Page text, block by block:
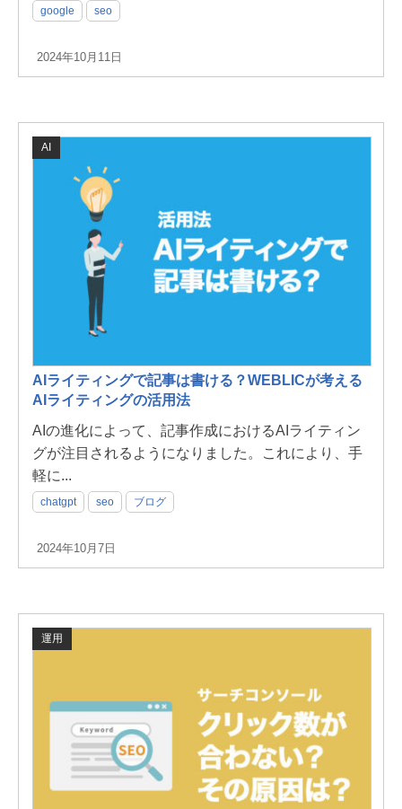
google seo
2024年10月11日
AI
AIライティングで記事は書ける？WEBLICが考える
AIライティングの活用法
AIの進化によって、記事作成におけるAIライティン
グが注目されるようになりました。これにより、手
軽に...
chatgpt seo ブログ
2024年10月7日
運用